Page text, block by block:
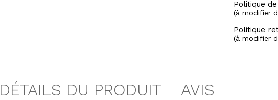
Politique
(à modifier
Politique
(à modifier
DÉTAILS DU PRODUIT AVIS